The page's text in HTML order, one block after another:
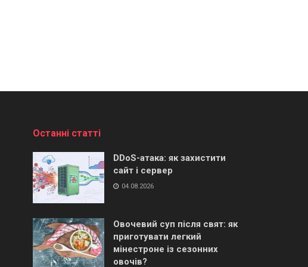
Останні статті
DDoS-атака: як захистити
сайт і сервер
04.08.2026
Овочевий суп після свят: як
приготувати легкий
мінестроне із сезонних
овочів?